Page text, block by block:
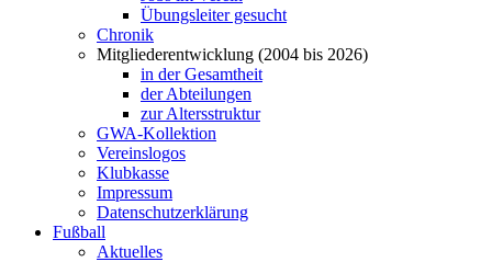
Übungsleiter gesucht
Chronik
Mitgliederentwicklung (2004 bis 2026)
in der Gesamtheit
der Abteilungen
zur Altersstruktur
GWA-Kollektion
Vereinslogos
Klubkasse
Impressum
Datenschutzerklärung
Fußball
Aktuelles